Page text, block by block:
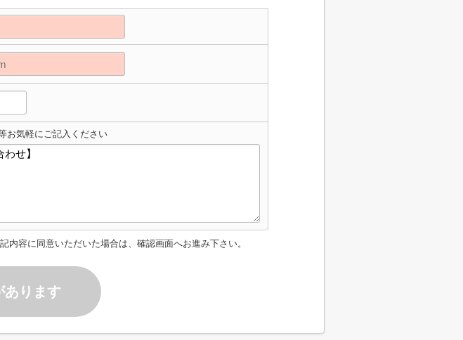
お気軽にご記入ください
内容に同意いただいた場合は、確認画面へお進み下さい。
あります